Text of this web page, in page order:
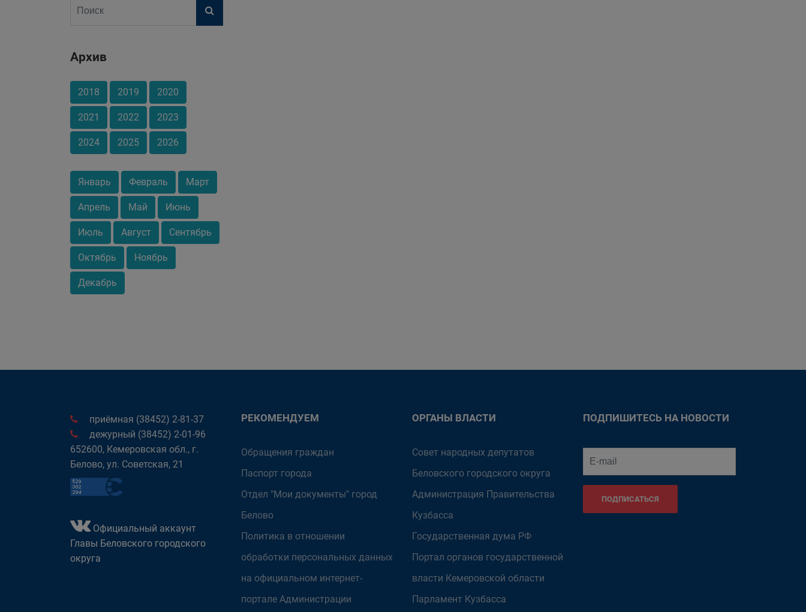
Архив
2018 2019 2020
2021 2022 2023
2024 2025 2026
Январь Февраль Март
Апрель Май Июнь
Июль Август Сентябрь
Октябрь Ноябрь
Декабрь
приёмная (38452) 2-81-37
дежурный (38452) 2-01-96
652600, Кемеровская обл., г.
Белово, ул. Советская, 21
Официальный аккаунт
Главы Беловского городского
округа
РЕКОМЕНДУЕМ
Обращения граждан
Паспорт города
Отдел "Мои документы" город
Белово
Политика в отношении
обработки персональных данных
на официальном интернет-
портале Администрации
ОРГАНЫ ВЛАСТИ
Совет народных депутатов
Беловского городского округа
Администрация Правительства
Кузбасса
Государственная дума РФ
Портал органов государственной
власти Кемеровской области
Парламент Кузбасса
ПОДПИШИТЕСЬ НА НОВОСТИ
ПОДПИСАТЬСЯ